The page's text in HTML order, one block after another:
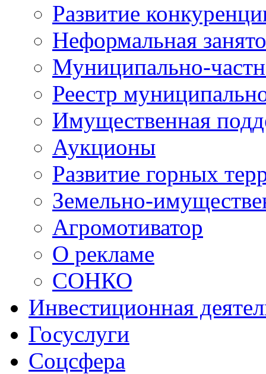
Развитие
Неформальная
Муниципально-
Реестр
Имущественная
Аукционы
Развитие горных
Земельно-
Агромотиватор
О рекламе
СОНКО
Инвестиционная
Госуслуги
Соцсфера